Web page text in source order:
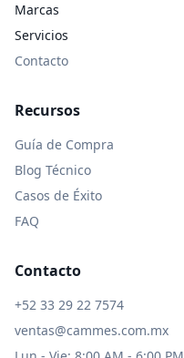
Marcas
Servicios
Contacto
Recursos
Guía de Compra
Blog Técnico
Casos de Éxito
FAQ
Contacto
+52 33 29 22 7574
ventas@cammes.com.mx